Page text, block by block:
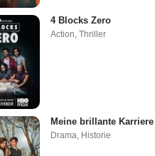
4 Blocks Zero
Action, Thriller
Meine brillante Karriere
Drama, Historie